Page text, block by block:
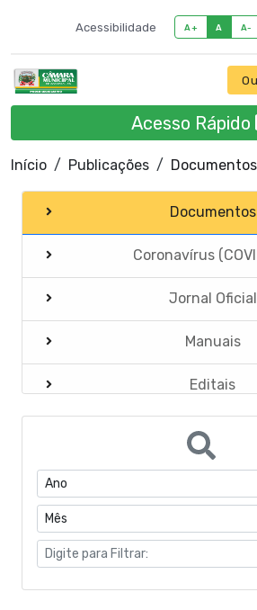
Acessibilidade A+ A A-
Acesso Rápido
Início Publicações Documentos
Documentos
Coronavírus
Jornal Oficial
Manuais
Editais
ATA
Horários